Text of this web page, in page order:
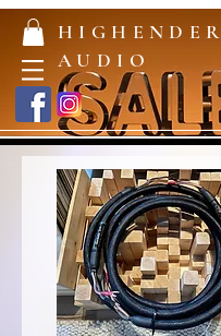
HIGHENDER
AUDIO